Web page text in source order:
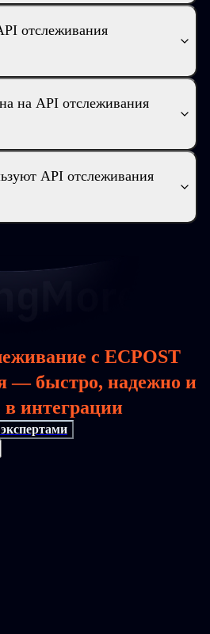
отслеживания
на API отслеживания
API отслеживания
с ECPOST
— быстро, надежно и
в интеграции